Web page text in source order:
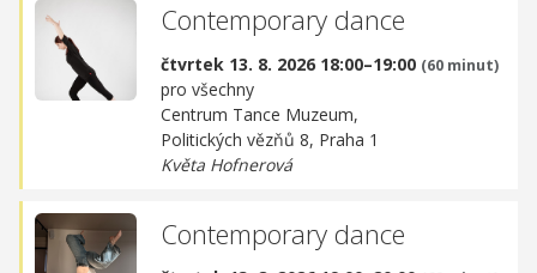
Contemporary dance
čtvrtek 13. 8. 2026 18:00–19:00 (60 minut)
pro všechny
Centrum Tance Muzeum,
Politických vězňů 8, Praha 1
Květa Hofnerová
Contemporary dance